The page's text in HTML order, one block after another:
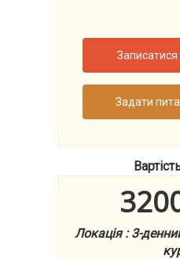
Записатися
Задати
Локація : 3-